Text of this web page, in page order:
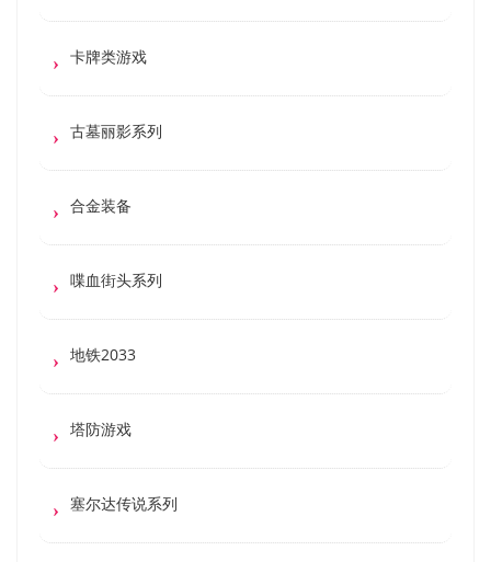
卡牌类游戏
古墓丽影系列
合金装备
喋血街头系列
地铁2033
塔防游戏
塞尔达传说系列